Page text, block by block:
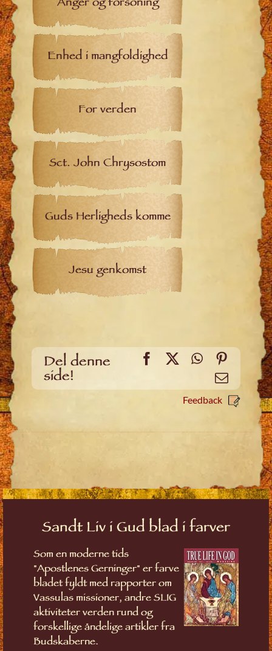
Anger og forsoning
Enhed i mangfoldighed
For verden
Sct. John Chrysostom
Guds Herligheds komme
Jesu genkomst
Del denne
side!
Facebook
X WhatsApp
Email
Feedback
Sandt Liv i Gud blad i farver
Som en moderne tids
"Apostlenes Gerninger" er farve
bladet fyldt med rapporter om
Vassulas missioner, andre SLIG
aktiviteter verden rund og
forskellige åndelige artikler fra
Budskaberne.